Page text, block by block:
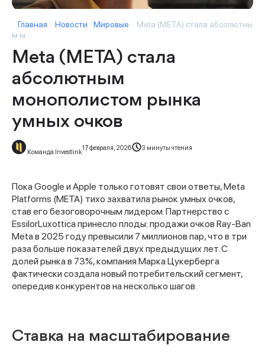
Главная Новости Мировые
Meta (META) стала абсолютны
м м...
Meta (META) стала
абсолютным
монополистом рынка
умных очков
Команда Investlink
17 февраля, 2026 3 минуты чтения
Пока Google и Apple только готовят свои ответы, Meta
Platforms (META) тихо захватила рынок умных очков,
став его безоговорочным лидером. Партнерство с
EssilorLuxottica принесло плоды: продажи очков Ray-Ban
Meta в 2025 году превысили 7 миллионов пар, что в три
раза больше показателей двух предыдущих лет. С
долей рынка в 73%, компания Марка Цукерберга
фактически создала новый потребительский сегмент,
опередив конкурентов на несколько шагов.
Ставка на масштабирование